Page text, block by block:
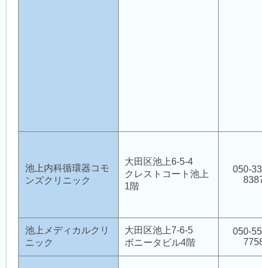
病児保育室 Piccolo Bosco（ピッコロボスコ）
池上内科循環器コモ
ンズクリニック
大田区池上6-5-4
クレストコート池上
1階
050-
池上メディカルクリ
ニック
大田区池上7-6-5
ボニータビル4階
050-